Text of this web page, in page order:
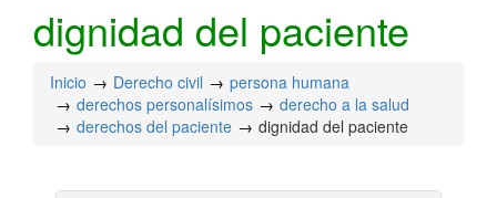
dignidad del paciente
Inicio Derecho civil
persona humana
derechos personalísimos
derecho a la salud
derechos del paciente
dignidad del paciente